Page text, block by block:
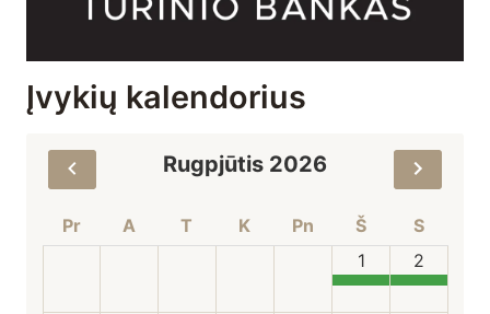
Įvykių kalendorius
Rugpjūtis 2026
Pr A T K Pn Š
S
1
2